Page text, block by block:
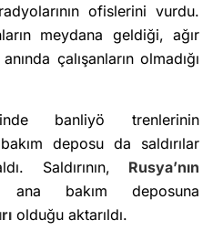
radyolarının ofislerini vurdu.
meydana geldiği, ağır
çalışanların olmadığı
banliyö trenlerinin
deposu da saldırılar
Saldırının, Rusya’nın
bakım deposuna
olduğu aktarıldı.